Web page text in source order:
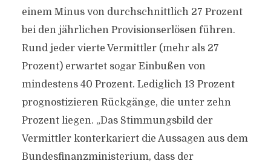
einem Minus von durchschnittlich 27 Prozent
bei den jährlichen Provisionserlösen führen.
Rund jeder vierte Vermittler (mehr als 27
Prozent) erwartet sogar Einbußen von
mindestens 40 Prozent. Lediglich 13 Prozent
prognostizieren Rückgänge, die unter zehn
Prozent liegen. „Das Stimmungsbild der
Vermittler konterkariert die Aussagen aus dem
Bundesfinanzministerium, dass der